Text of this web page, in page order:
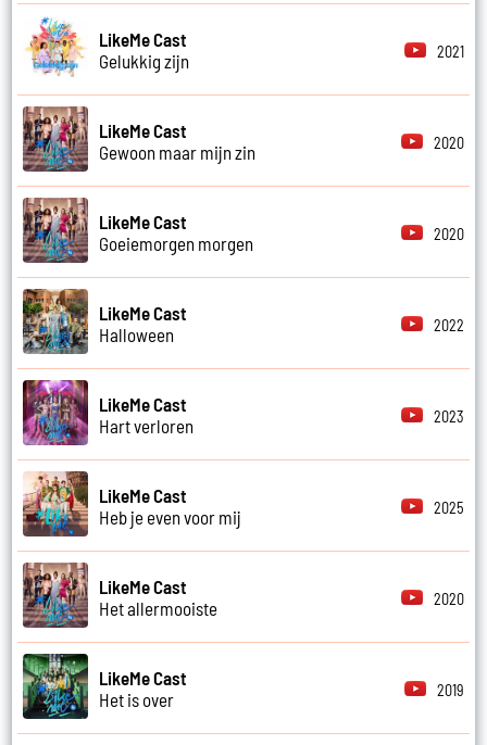
LikeMe Cast
Gelukkig zijn
2021
LikeMe Cast
Gewoon maar mijn zin
2020
LikeMe Cast
Goeiemorgen morgen
2020
LikeMe Cast
Halloween
2022
LikeMe Cast
Hart verloren
2023
LikeMe Cast
Heb je even voor mij
2025
LikeMe Cast
Het allermooiste
2020
LikeMe Cast
Het is over
2019